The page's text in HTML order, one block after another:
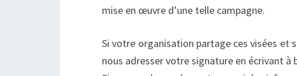
mise en œuvre d’une telle campagne.
Si votre organisation partage ces visées et
nous adresser votre signature en écrivant